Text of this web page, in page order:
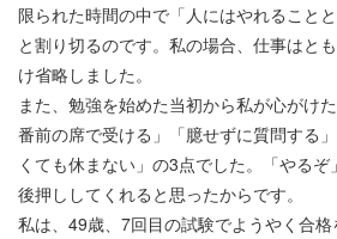
限られた時間の中で「人にはやれること
と割り切るのです。私の場合、仕事はと
け省略しました。
また、勉強を始めた当初から私が心がけ
番前の席で受ける」「臆せずに質問する
くても休まない」の3点でした。「やる
後押ししてくれると思ったからです。
私は、49歳、7回目の試験でようやく合